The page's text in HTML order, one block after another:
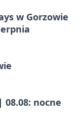
w Gorzowie
08.08: nocne